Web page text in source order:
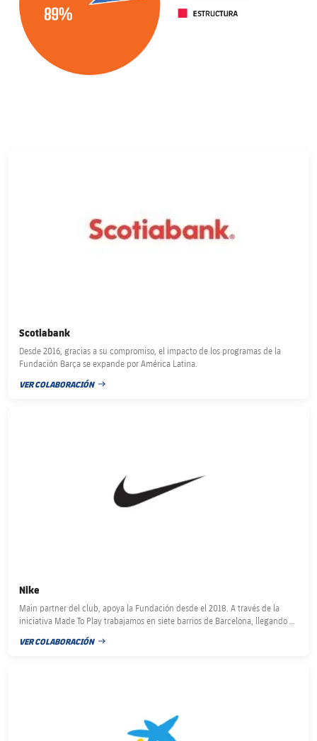
Scotiabank
Desde 2016, gracias a su compromiso, el impacto de los programas de la
Fundación Barça se expande por América Latina.
VER COLABORACIÓN
FECHA DE PUBLICACIÓN
Nike
Main partner del club, apoya la Fundación desde el 2018. A través de la
iniciativa Made To Play trabajamos en siete barrios de Barcelona, llegando a
VER COLABORACIÓN
FECHA DE PUBLICACIÓN